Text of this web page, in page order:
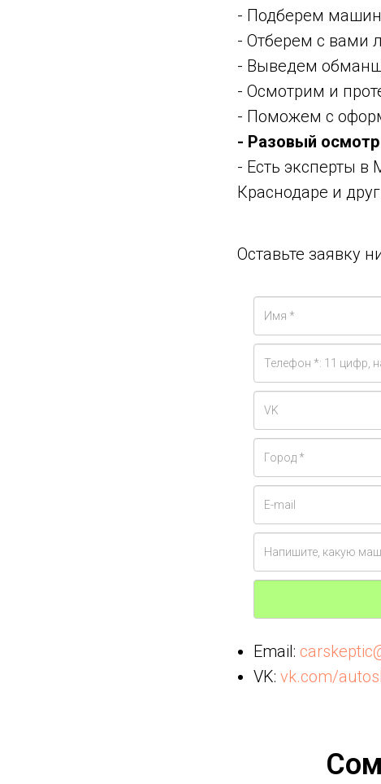
- Подберем
- Отберем с вами
- Выведем
- Осмотрим и
- Поможем с
- Разовый
- Есть эксперты в
Краснодаре и
Оставьте заявку
Email:
VK: vk.com/